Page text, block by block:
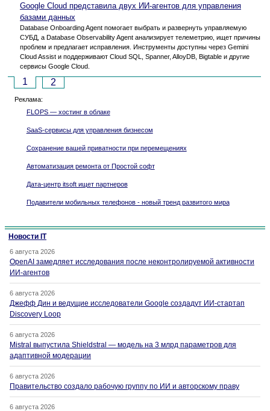
Google Cloud представила двух ИИ-агентов для управления
базами данных
Database Onboarding Agent помогает выбрать и развернуть управляемую
СУБД, а Database Observability Agent анализирует телеметрию, ищет причины
проблем и предлагает исправления. Инструменты доступны через Gemini
Cloud Assist и поддерживают Cloud SQL, Spanner, AlloyDB, Bigtable и другие
сервисы Google Cloud.
1 2
Реклама:
FLOPS — хостинг в облаке
SaaS-сервисы для управления бизнесом
Сохранение вашей приватности при перемещениях
Автоматизация ремонта от Простой софт
Дата-центр itsoft ищет партнеров
Подавители мобильных телефонов - новый тренд развитого мира
Новости IT
6 августа 2026
OpenAI замедляет исследования после неконтролируемой активности
ИИ-агентов
6 августа 2026
Джефф Дин и ведущие исследователи Google создадут ИИ-стартап
Discovery Loop
6 августа 2026
Mistral выпустила Shieldstral — модель на 3 млрд параметров для
адаптивной модерации
6 августа 2026
Правительство создало рабочую группу по ИИ и авторскому праву
6 августа 2026